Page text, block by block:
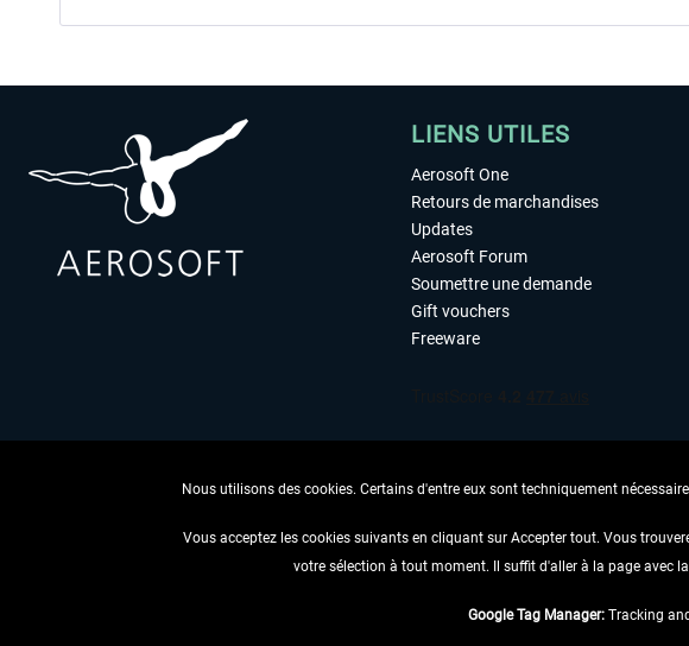
LIENS UTILES
Aerosoft One
Retours de marchandises
Updates
Aerosoft Forum
Soumettre une demande
Gift vouchers
Freeware
RENONCER AU CONTRAT ICI
Nous utilisons des cookies. Certains d'entre eux sont techniquement
Vous acceptez les cookies suivants en cliquant sur Accepter tout. Vous
votre sélection à tout moment. Il suffit d'aller à la page avec
Google Tag Manager: Tracking